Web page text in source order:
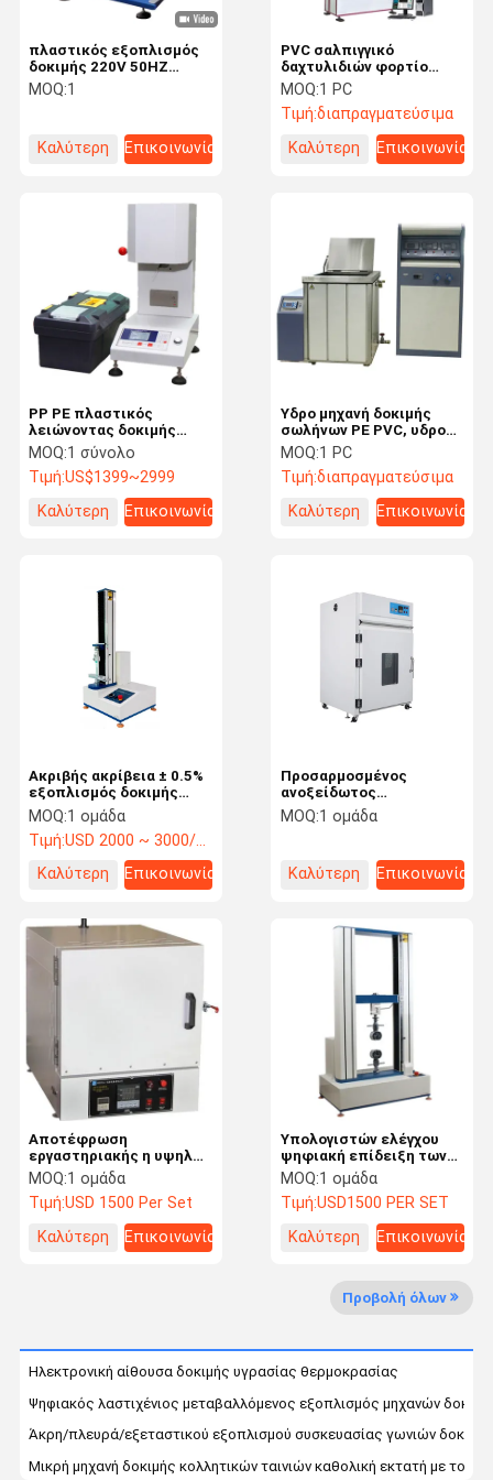
Σπίτι
Εμάς
Επισκέψεις
Στο
Εργοστάσιο
Έλεγχος
Ποιότητας
Τε Μαζί Μας
Ειδήσεις
Υποθέσεις VR
Κενός ξεραίνοντας φούρνος
UV επιταχυνόμενος ξεπερνώντας ελεγκτής
PVC σαλπιγγικό
δαχτυλιδιών φορτίο
εξεταστικού
εξοπλισμού 100KN
βρόχων 0.75KW
MOQ:1 PC
Τιμή:διαπραγματεύσιμα
Καλύτερη
Επικοινωνία
πλαστικός εξοπλισμός
δοκιμής 220V 50HZ
0.1KW, ελεγκτής
αντίκτυπου εκκρεμών
MOQ:1
Καλύτερη
Επικοινωνία
Υδρο μηχανή δοκιμής
σωλήνων PE PVC, υδρο
μηχανή δοκιμής πίεσης
ISO13479 ISO1167 1S
MOQ:1 PC
Τιμή:διαπραγματεύσιμα
Καλύτερη
Επικοινωνία
PP PE πλαστικός
λειώνοντας δοκιμής
ελεγκτής δεικτών ροής
λειωμένων μετάλλων
εξοπλισμού λαστιχένιος
MOQ:1 σύνολο
Τιμή:US$1399~2999
Καλύτερη
Επικοινωνία
Προσαρμοσμένος
ανοξείδωτος
βιομηχανικός φούρνος
220V μεγέθους/
κυκλοφορίας ζεστού
αέρα 380V
MOQ:1 ομάδα
Καλύτερη
Επικοινωνία
Ακριβής ακρίβεια ± 0.5%
εξοπλισμός δοκιμής
εκτατής δύναμης 1
πιστοποιητικό CE pH
MOQ:1 ομάδα
Τιμή:USD 2000 ~ 3000/set
Καλύτερη
Επικοινωνία
Υπολογιστών ελέγχου
ψηφιακή επίδειξη των
εκτατών λυσσασμένων
δύναμης εξεταστική
οδηγήσεων μηχανών
MOQ:1 ομάδα
Τιμή:USD1500 PER SET
Καλύτερη
Επικοινωνία
Αποτέφρωση
εργαστηριακής η υψηλής
θερμοκρασίας κεραμικής
καλύπτει - φούρνος 3kw
220v
MOQ:1 ομάδα
Τιμή:USD 1500 Per Set
Καλύτερη
Επικοινωνία
Προβολή όλων
Ηλεκτρονική αίθουσα δοκιμής υγρασίας θερμοκρασίας
Ψηφιακός λαστιχένιος μεταβαλλόμενος εξοπλισμός μηχανών
Άκρη/πλευρά/εξεταστικού εξοπλισμού συσκευασίας γωνιών
Μικρή μηχανή δοκιμής κολλητικών ταινιών καθολική εκτατή με τον